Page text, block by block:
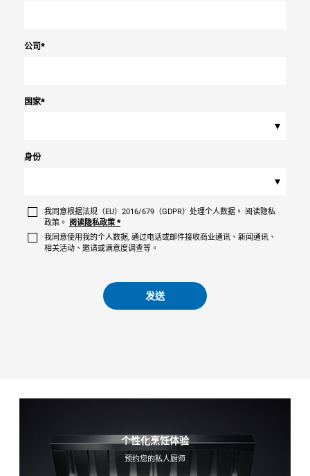
公司*
国家*
▾
身份
▾
我同意根据法规（EU）2016/679（GDPR）处理个人数据。 阅读隐私
政策。 阅读隐私政策 *
我同意使用我的个人数据, 通过电话或邮件接收商业通讯、新闻通讯、
相关活动、邀请或满意度调查等。
发送
个性化烹饪体验
预约您的私人厨师